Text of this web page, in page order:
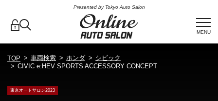
Presented by Tokyo Auto Salon
MENU
TOP 車両検索 ホンダ
シビック
CIVIC e:HEV SPORTS ACCESSORY CONCEPT
東京オートサロン2023